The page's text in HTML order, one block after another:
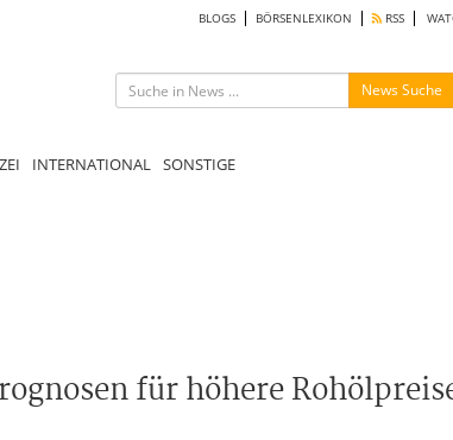
BLOGS BÖRSENLEXIKON RSS
News Suche
INTERNATIONAL SONSTIGE
für höhere